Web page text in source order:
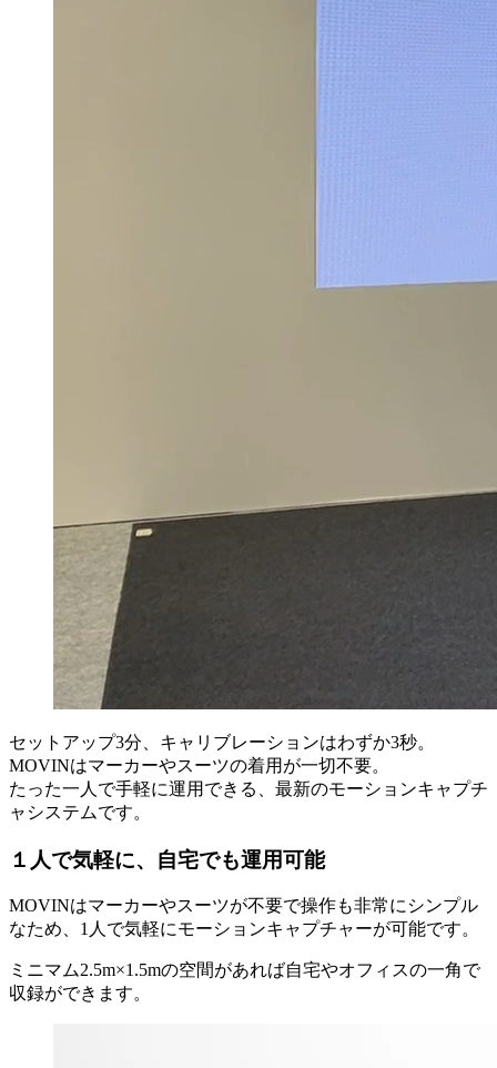
セットアップ3分、キャリブレーションはわずか3秒。
MOVINはマーカーやスーツの着用が一切不要。
たった一人で手軽に運用できる、最新のモーションキャプチ
ャシステムです。
１人で気軽に、自宅でも運用可能
MOVINはマーカーやスーツが不要で操作も非常にシンプル
なため、1人で気軽にモーションキャプチャーが可能です。
ミニマム2.5m×1.5mの空間があれば自宅やオフィスの一角で
収録ができます。